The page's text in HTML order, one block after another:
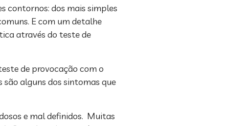
contornos: dos mais simples
E com um detalhe
através do teste de
de provocação com o
alguns dos sintomas que
e mal definidos. Muitas